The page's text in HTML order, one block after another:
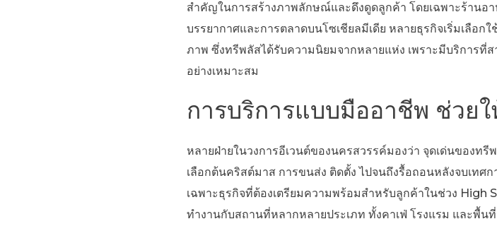
สำคัญในการสร้างภาพลักษณ์และดึงดูดลูกค้า โดยเฉพาะร้านอ
บรรยากาศและการตลาดบนโซเชียลมีเดีย หลายธุรกิจเริ่มเลือ
ภาพ ซึ่งทรีพลัสได้รับความนิยมจากหลายแห่ง เพราะมีบริการที่
อย่างเหมาะสม
การบริการแบบมืออาชีพ ช่วย
หลายฝ่ายในวงการอีเวนต์ของนครสวรรค์มองว่า จุดเด่นของท
เลือกต้นคริสต์มาส การขนส่ง ติดตั้ง ไปจนถึงรื้อถอนหลังจบเทศ
เฉพาะธุรกิจที่ต้องเตรียมความพร้อมสำหรับลูกค้าในช่วง
ทำงานกับสถานที่หลากหลายประเภท ทั้งคาเฟ่ โรงแรม และพื้